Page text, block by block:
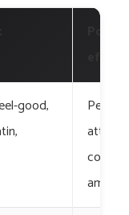
good,
Petit
amie